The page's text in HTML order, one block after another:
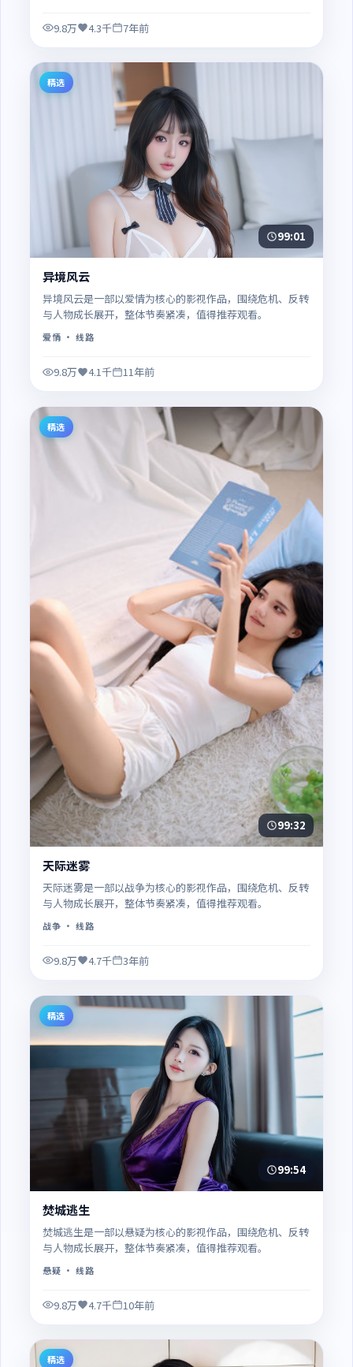
9.8万 4.3千 7年前
精选
99:01
异境风云
异境风云是一部以爱情为核心的影视作品，围绕危机、反转
与人物成长展开，整体节奏紧凑，值得推荐观看。
爱情 · 线路
9.8万 4.1千 11年前
精选
99:32
天际迷雾
天际迷雾是一部以战争为核心的影视作品，围绕危机、反转
与人物成长展开，整体节奏紧凑，值得推荐观看。
战争 · 线路
9.8万 4.7千 3年前
精选
99:54
焚城逃生
焚城逃生是一部以悬疑为核心的影视作品，围绕危机、反转
与人物成长展开，整体节奏紧凑，值得推荐观看。
悬疑 · 线路
9.8万 4.7千 10年前
精选